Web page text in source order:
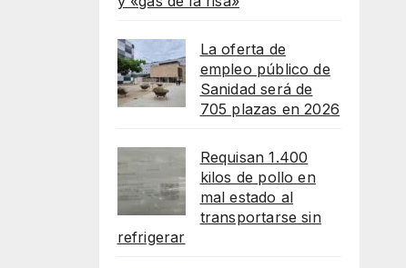
La oferta de
empleo público de
Sanidad será de
705 plazas en 2026
Requisan 1.400
kilos de pollo en
mal estado al
transportarse sin
refrigerar